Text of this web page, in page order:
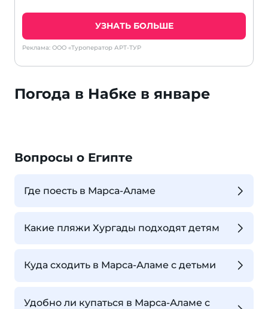
УЗНАТЬ БОЛЬШЕ
Реклама: ООО «Туроператор АРТ-ТУР
Погода в Набке в январе
Вопросы о Египте
Где поесть в Марса-Аламе
Какие пляжи Хургады подходят детям
Куда сходить в Марса-Аламе с детьми
Удобно ли купаться в Марса-Аламе с